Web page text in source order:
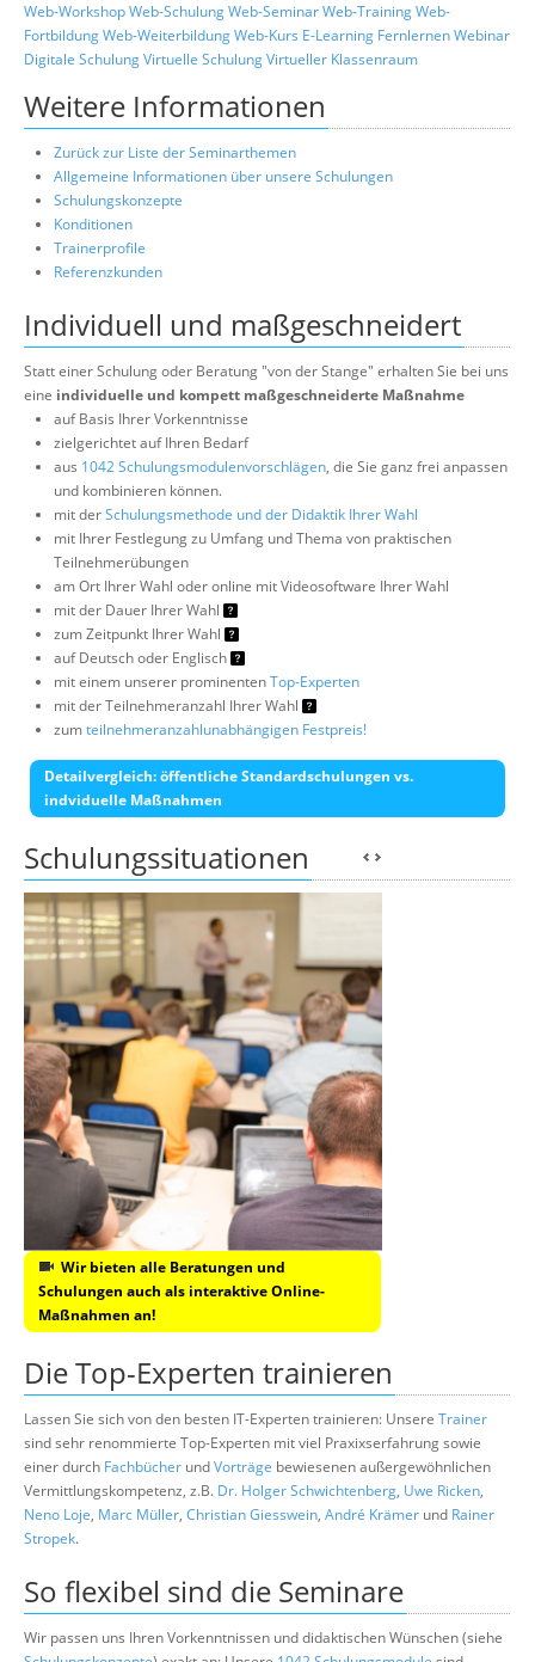
Web-WorkshopWeb-SchulungWeb-SeminarWeb-TrainingWeb-
FortbildungWeb-WeiterbildungWeb-Kurs E-Learning FernlernenWebinar
Digitale SchulungVirtuelle SchulungVirtueller Klassenraum
Weitere Informationen
Zurück zur Liste der Seminarthemen
Allgemeine Informationen über unsere Schulungen
Schulungskonzepte
Konditionen
Trainerprofile
Referenzkunden
Individuell und maßgeschneidert
Statt einer Schulung oder Beratung "von der Stange" erhalten Sie bei uns
eine individuelle und kompett maßgeschneiderte Maßnahme
auf Basis Ihrer Vorkenntnisse
zielgerichtet auf Ihren Bedarf
aus 1042 Schulungsmodulenvorschlägen, die Sie ganz frei anpassen
und kombinieren können.
mit derSchulungsmethode und der Didaktik Ihrer Wahl
mit Ihrer Festlegung zu Umfang und Thema von praktischen
Teilnehmerübungen
am Ort Ihrer Wahl oder online mit Videosoftware Ihrer Wahl
mit der Dauer Ihrer Wahl
zum Zeitpunkt Ihrer Wahl
auf Deutsch oder Englisch
mit einem unserer prominentenTop-Experten
mit der Teilnehmeranzahl Ihrer Wahl
zumteilnehmeranzahlunabhängigen Festpreis!
Detailvergleich: öffentliche Standardschulungen vs.
indviduelle Maßnahmen
Schulungssituationen
Wir bieten alle Beratungen und
Schulungen auch als interaktive Online-
Maßnahmen an!
Die Top-Experten trainieren
Lassen Sie sich von den besten IT-Experten trainieren: Unsere Trainer
sind sehr renommierte Top-Experten mit viel Praxixserfahrung sowie
einer durch Fachbücher undVorträge bewiesenen außergewöhnlichen
Vermittlungskompetenz, z.B. Dr. Holger Schwichtenberg, Uwe Ricken,
Neno Loje, Marc Müller, Christian Giesswein, André Krämer und Rainer
Stropek.
So flexibel sind die Seminare
Wir passen uns Ihren Vorkenntnissen und didaktischen Wünschen (siehe